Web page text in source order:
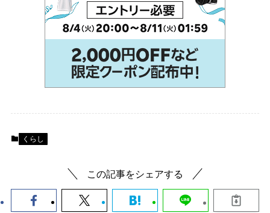
くらし
この記事をシェアする